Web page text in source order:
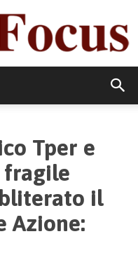
Tper e
fragile
il
Azione: